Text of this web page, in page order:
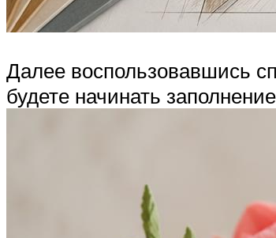
Далее воспользовавшись
будете начинать